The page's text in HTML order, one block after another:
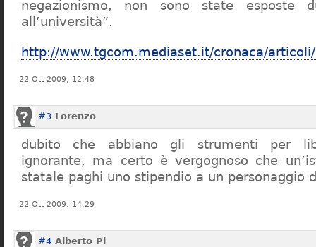
negazionismo, non sono state esposte
all’università”.
http://www.tgcom.mediaset.it/cronaca/
22 Ott 2009, 12:48
#3 Lorenzo
dubito che abbiano gli strumenti per
ignorante, ma certo è vergognoso che
statale paghi uno stipendio a un personaggio
22 Ott 2009, 14:29
#4 Alberto Pi